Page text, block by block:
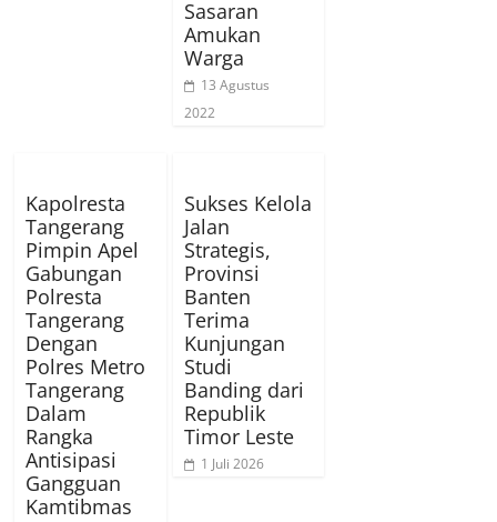
Sasaran
Amukan
Warga
13 Agustus
2022
Kapolresta
Tangerang
Pimpin Apel
Gabungan
Polresta
Tangerang
Dengan
Polres Metro
Tangerang
Dalam
Rangka
Antisipasi
Gangguan
Kamtibmas
Sukses Kelola
Jalan
Strategis,
Provinsi
Banten
Terima
Kunjungan
Studi
Banding dari
Republik
Timor Leste
1 Juli 2026